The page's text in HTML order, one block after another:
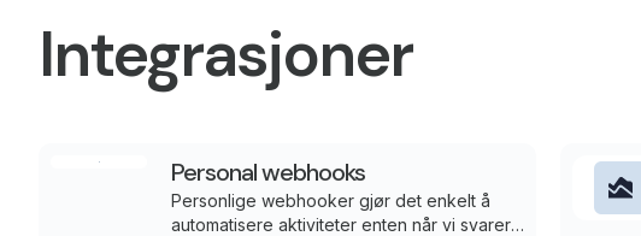
Integrasjoner
Personal webhooks
Personlige webhooker gjør det enkelt å
automatisere aktiviteter enten når vi svarer,